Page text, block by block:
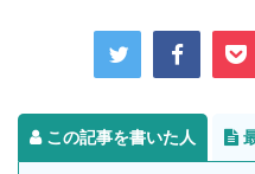
この記事を書いた人